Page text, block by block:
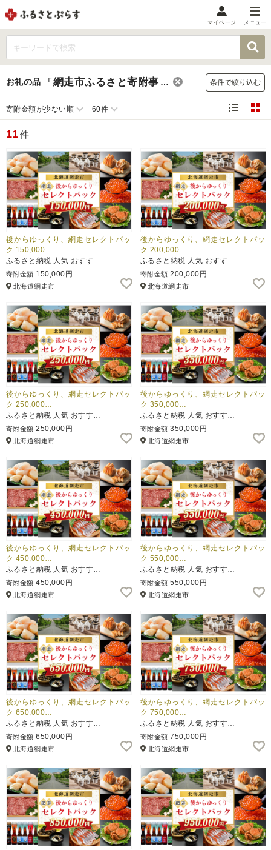
メニュー
マイメニュー
マイページ
メニュー
お礼の品から探す
お礼の品をカテゴリや金額で絞り込み
自治体から探す
ランキング
特集・おすすめ
ふるさと納税とは
控除額シミュレータ Q&A
マイページ
お礼の品 「網走市ふるさと寄附事務局 」 条件で絞り込む
寄附金額が少ない順 60件
11件
後からゆっくり、網走セレクトパッ
ク 150,000…
ふるさと納税 人気 おすす…
寄附金額 150,000円
北海道網走市
後からゆっくり、網走セレクトパッ
ク 200,000…
ふるさと納税 人気 おすす…
寄附金額 200,000円
北海道網走市
後からゆっくり、網走セレクトパッ
ク 250,000…
ふるさと納税 人気 おすす…
寄附金額 250,000円
北海道網走市
後からゆっくり、網走セレクトパッ
ク 350,000…
ふるさと納税 人気 おすす…
寄附金額 350,000円
北海道網走市
後からゆっくり、網走セレクトパッ
ク 450,000…
ふるさと納税 人気 おすす…
寄附金額 450,000円
北海道網走市
後からゆっくり、網走セレクトパッ
ク 550,000…
ふるさと納税 人気 おすす…
寄附金額 550,000円
北海道網走市
後からゆっくり、網走セレクトパッ
ク 650,000…
ふるさと納税 人気 おすす…
寄附金額 650,000円
北海道網走市
後からゆっくり、網走セレクトパッ
ク 750,000…
ふるさと納税 人気 おすす…
寄附金額 750,000円
北海道網走市